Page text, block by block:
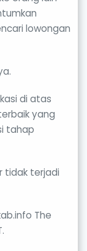
lowongan
di atas
yang
tahap
tidak terjadi
The